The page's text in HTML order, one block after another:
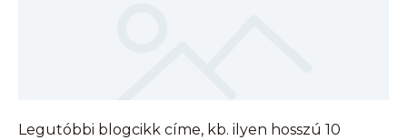
Legutóbbi blogcikk címe, kb. ilyen hosszú 10